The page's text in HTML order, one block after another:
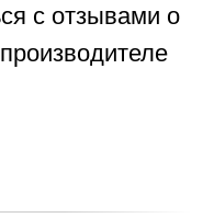
с отзывами о